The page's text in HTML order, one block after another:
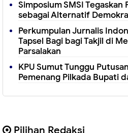
Simposium SMSI Tegaskan
sebagai Alternatif
Perkumpulan Jurnalis
Tapsel Bagi bagi Takjil di
Parsalakan
KPU Sumut Tunggu
Pemenang Pilkada Bupati
Pilihan Redaksi